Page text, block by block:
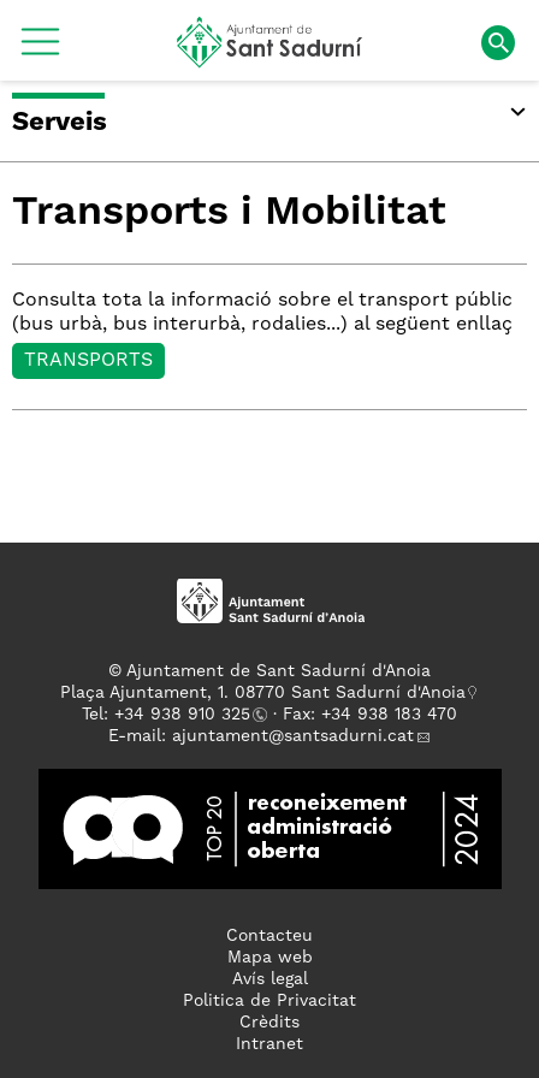
Serveis
Transports i Mobilitat
Consulta tota la informació sobre el transport públic
(bus urbà, bus interurbà, rodalies...) al següent enllaç
TRANSPORTS
© Ajuntament de Sant Sadurní d'Anoia
Plaça Ajuntament, 1. 08770 Sant Sadurní d'Anoia
Tel: +34 938 910 325
· Fax: +34 938 183 470
E-mail: ajuntament@santsadurni.cat
Contacteu
Mapa web
Avís legal
Politica de Privacitat
Crèdits
Intranet